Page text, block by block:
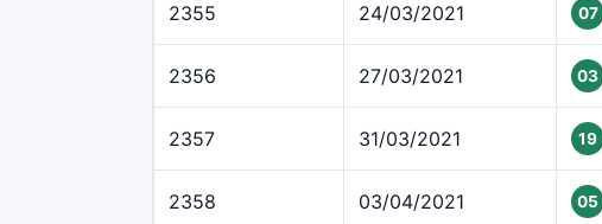
2355 24/03/2021 07
2356 27/03/2021 03
2357 31/03/2021 19
2358 03/04/2021 05